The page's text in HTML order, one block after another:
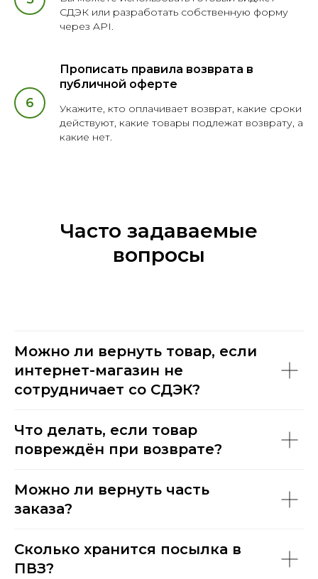
СДЭК или разработать собственную форму
через API.
Прописать правила возврата в
публичной оферте
Укажите, кто оплачивает возврат, какие сроки
действуют, какие товары подлежат возврату, а
какие нет.
Часто задаваемые
вопросы
Можно ли вернуть товар, если
интернет-магазин не
сотрудничает со СДЭК?
Что делать, если товар
повреждён при возврате?
Можно ли вернуть часть
заказа?
Сколько хранится посылка в
ПВЗ?